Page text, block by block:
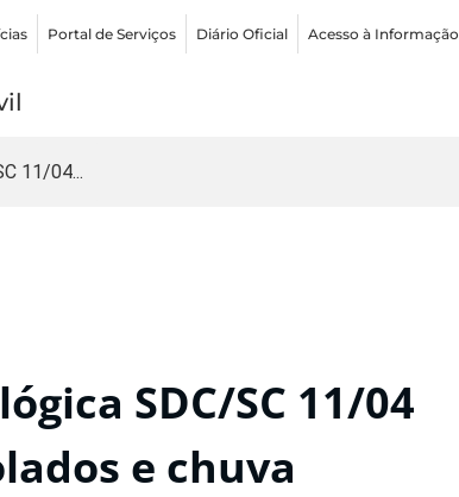
Portal de Serviços Diário Oficial Acesso à Informação
11/04...
SDC/SC 11/04
e chuva